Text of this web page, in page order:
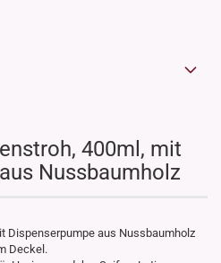
400ml, mit
Nussbaumholz
Dispenserpumpe aus Nussbaumholz
Deckel.